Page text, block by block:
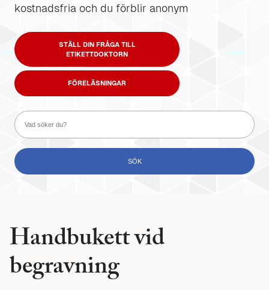
kostnadsfria och du förblir anonym
STÄLL DIN FRÅGA TILL
ETIKETTDOKTORN
FÖRELÄSNINGAR
Handbukett vid
begravning